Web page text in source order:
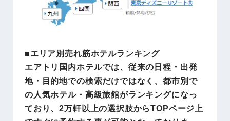
■エリア別売れ筋ホテルランキング
エアトリ国内ホテルでは、従来の日程・出発
地・目的地での検索だけではなく、都市別で
の人気ホテル・高級旅館がランキングになっ
ており、2万軒以上の選択肢からTOPページ上